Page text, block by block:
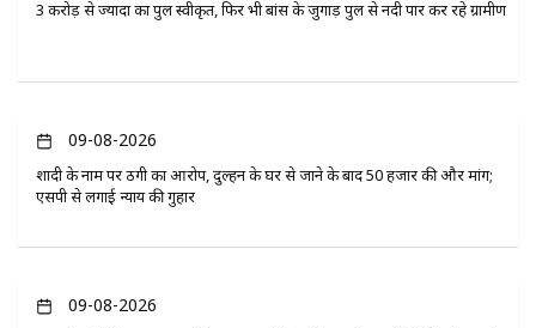
3 करोड़ से ज्यादा का पुल स्वीकृत, फिर भी बांस के जुगाड़ पुल से नदी पार कर रहे ग्रामीण
09-08-2026
शादी के नाम पर ठगी का आरोप, दुल्हन के घर से जाने के बाद 50 हजार की और मांग;
एसपी से लगाई न्याय की गुहार
09-08-2026